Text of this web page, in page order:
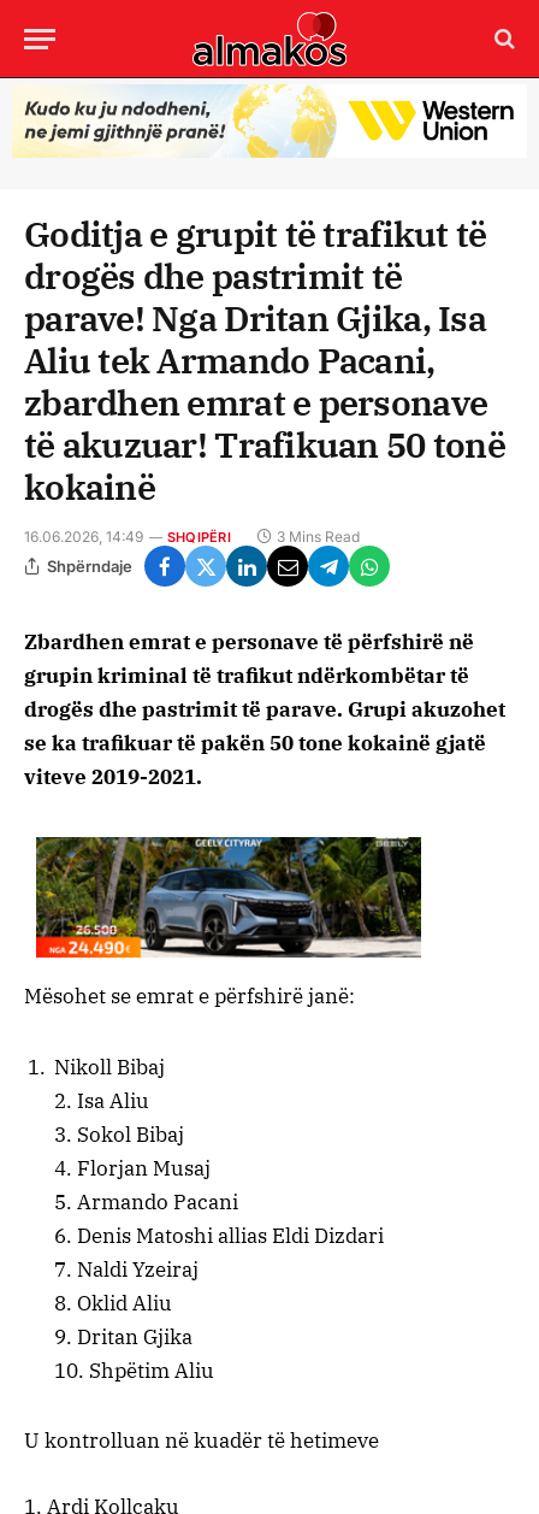
Goditja e grupit të trafikut të
drogës dhe pastrimit të
parave! Nga Dritan Gjika, Isa
Aliu tek Armando Pacani,
zbardhen emrat e personave
të akuzuar! Trafikuan 50 tonë
kokainë
16.06.2026, 14:49 SHQIPËRI 3 Mins Read
Shpërndaje
Zbardhen emrat e personave të përfshirë në
grupin kriminal të trafikut ndërkombëtar të
drogës dhe pastrimit të parave. Grupi akuzohet
se ka trafikuar të pakën 50 tone kokainë gjatë
viteve 2019-2021.
Mësohet se emrat e përfshirë janë:
Nikoll Bibaj
2. ⁠Isa Aliu
3. ⁠Sokol Bibaj
4. ⁠Florjan Musaj
5. ⁠Armando Pacani
6. ⁠Denis Matoshi allias Eldi Dizdari
7. ⁠Naldi Yzeiraj
8. ⁠Oklid Aliu
9. ⁠Dritan Gjika
10. ⁠Shpëtim Aliu
U kontrolluan në kuadër të hetimeve
1. Ardi Kollcaku